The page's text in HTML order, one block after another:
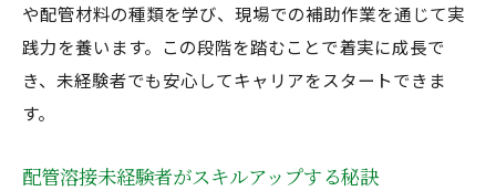
や配管材料の種類を学び、現場での補助作業を通じて実
践力を養います。この段階を踏むことで着実に成長で
き、未経験者でも安心してキャリアをスタートできま
す。
配管溶接未経験者がスキルアップする秘訣